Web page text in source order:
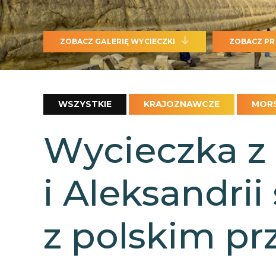
ZOBACZ GALERIĘ WYCIECZKI ZOBACZ
WSZYSTKIE KRAJOZNAWCZE
Wycieczka
i Aleksandrii
z polskim